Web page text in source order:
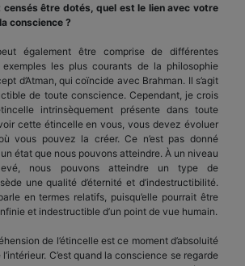
censés être dotés, quel est le lien avec votre
conscience ?
également être comprise de différentes
exemples les plus courants de la philosophie
d’Atman, qui coïncide avec Brahman. Il s’agit
de toute conscience. Cependant, je crois
intrinsèquement présente dans toute
cette étincelle en vous, vous devez évoluer
vous pouvez la créer. Ce n’est pas donné
un état que nous pouvons atteindre. À un niveau
nous pouvons atteindre un type de
une qualité d’éternité et d’indestructibilité.
en termes relatifs, puisqu’elle pourrait être
et indestructible d’un point de vue humain.
de l’étincelle est ce moment d’absoluité
C’est quand la conscience se regarde